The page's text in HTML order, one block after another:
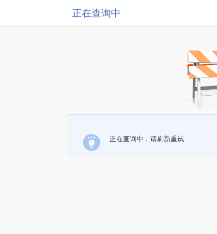
正在查询中
正在查询中，请刷新重试